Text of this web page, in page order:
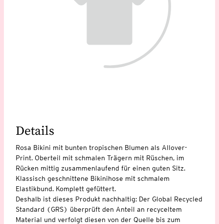
Details
Rosa Bikini mit bunten tropischen Blumen als Allover-
Print. Oberteil mit schmalen Trägern mit Rüschen, im
Rücken mittig zusammenlaufend für einen guten Sitz.
Klassisch geschnittene Bikinihose mit schmalem
Elastikbund. Komplett gefüttert.
Deshalb ist dieses Produkt nachhaltig: Der Global Recycled
Standard (GRS) überprüft den Anteil an recyceltem
Material und verfolgt diesen von der Quelle bis zum